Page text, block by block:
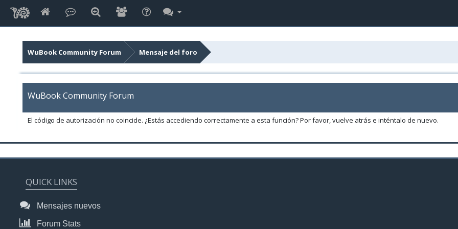
WuBook Community Forum Mensaje del foro
WuBook Community Forum
El código de autorización no coincide. ¿Estás accediendo correctamente a esta función? Por favor, vuelve atrás e inténtalo de nuevo.
QUICK LINKS
Mensajes nuevos
Forum Stats